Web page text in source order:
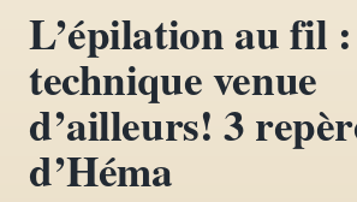
02 Escapades en
03 Mode et style
L’épilation au fil
technique venue
d’ailleurs! 3
d’Héma